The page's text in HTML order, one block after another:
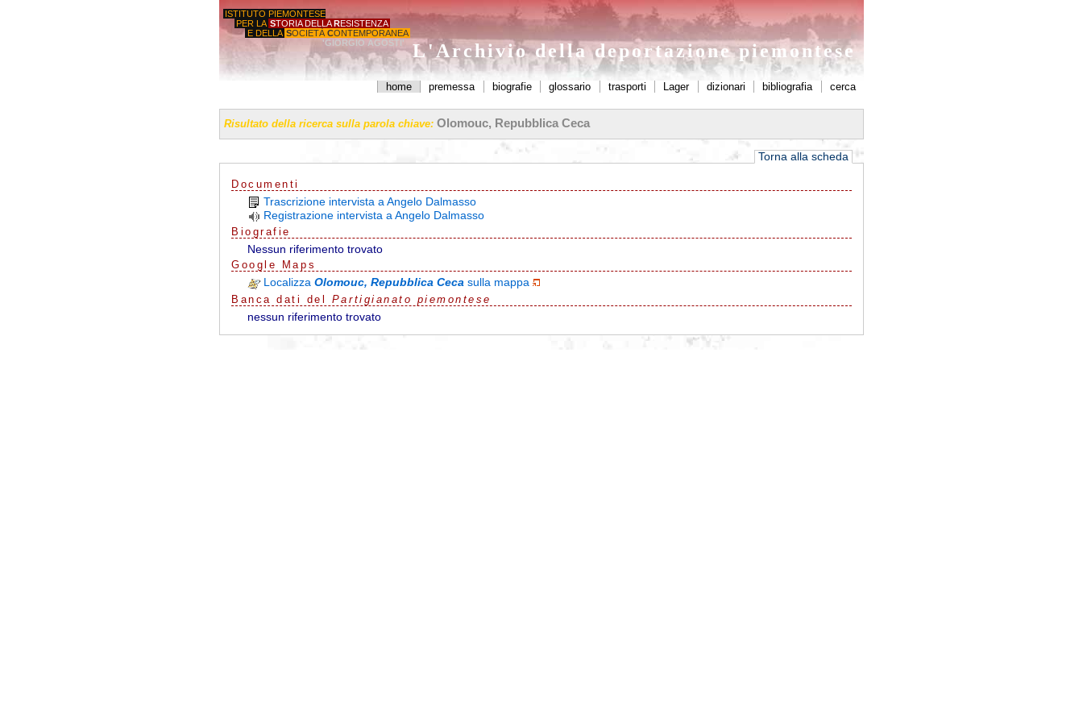
ISTITUTO PIEMONTESE
PER LA STORIA DELLA RESISTENZA
E DELLA SOCIETÀ CONTEMPORANEA
'GIORGIO AGOSTI'
L'Archivio della deportazione piemontese
home premessa biografie glossario trasporti Lager dizionari bibliografia cerca
Risultato della ricerca sulla parola chiave: Olomouc, Repubblica Ceca
Torna alla scheda
Documenti
Trascrizione intervista a Angelo Dalmasso
Registrazione intervista a Angelo Dalmasso
Biografie
Nessun riferimento trovato
G oo g e Maps
LocalizzaOlomouc, Repubblica Cecasulla mappa
Banca dati del Partigianato piemontese
nessun riferimento trovato